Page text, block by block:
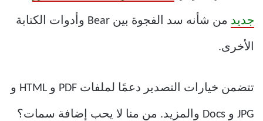
جديد من شأنه سد الفجوة بين Bear وأدوات الكتابة
الأخرى.
تتضمن خيارات التصدير دعمًا لملفات PDF و HTML و
JPG و Docs والمزيد. من منا لا يحب إضافة سمات؟